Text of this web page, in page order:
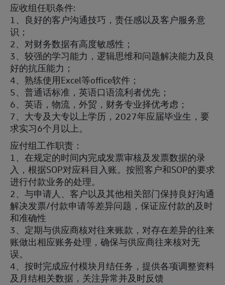
应收组任职条件:
1、良好的客户沟通技巧，责任感以及客户服务意
识；
2、对财务数据有高度敏感性；
3、较强的学习能力，逻辑思维和问题解决能力及良
好的抗压能力；
4、熟练使用Excel等office软件；
5、普通话标准，英语口语流利者优先；
6、英语，物流，外贸，财务专业择优考虑；
7、大专及大专以上学历，2027年应届毕业生，要
求实习6个月以上。
应付组工作职责：
1、在规定的时间内完成发票审核及发票数据的录
入，根据SOP对应科目入账。按照客户和SOP的要求
进行付款业务的处理。
2、与申请人、客户以及其他相关部门保持良好沟通
解决发票/付款申请等差异问题，保证应付款的及时
和准确性
3、定期与供应商核对往来账款，对存在差异的往来
账做出相应账务处理，确保与供应商往来核对无
误。
4、按时完成应付模块月结任务，提供各项调整资料
及月结相关数据，关注异常并及时反馈